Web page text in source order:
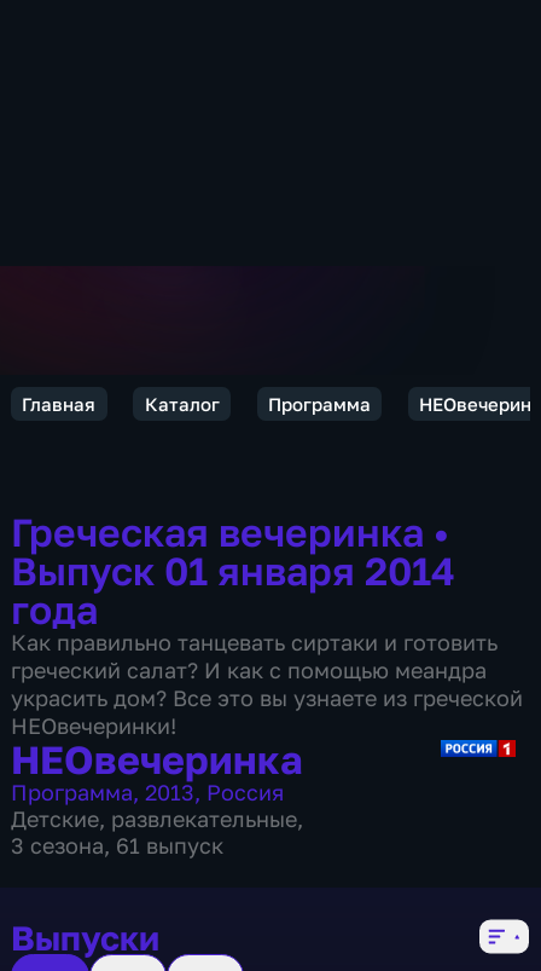
Главная Каталог Программа
Греческая вечеринка •
Выпуск 01 января 2014
года
Как правильно танцевать сиртаки и готовить
греческий салат? И как с помощью меандра
украсить дом? Все это вы узнаете из греческой
НЕОвечеринки!
НЕОвечеринка
Программа,2013, Россия
Детские, развлекательные,
3 сезона, 61 выпуск
Выпуски